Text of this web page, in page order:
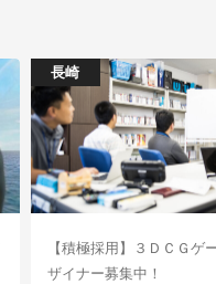
長崎
【積極採用】３ＤＣＧゲ
ザイナー募集中！